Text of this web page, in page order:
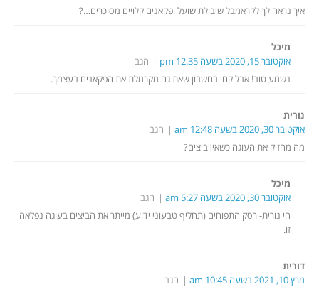
איך נראה לך לקראמבל שיבולת שועל ופקאנים קלויים מסוכרים…?
מיכל
אוקטובר 15, 2020 בשעה 12:35 pm
הגב
נשמע טוב! אבל קחי בחשבון שאת גם מקרמלת את הפקאנים בעצמך.
נורית
אוקטובר 30, 2020 בשעה 12:48 am
הגב
מה מחזיק את העוגה כשאין ביצים?
מיכל
אוקטובר 30, 2020 בשעה 5:27 am
הגב
הי נורית- רסק התפוחים (תחליף טבעוני ידוע) מייתר את הביצים בעוגה נפלאה
זו.
דורית
מרץ 10, 2021 בשעה 10:45 am
הגב